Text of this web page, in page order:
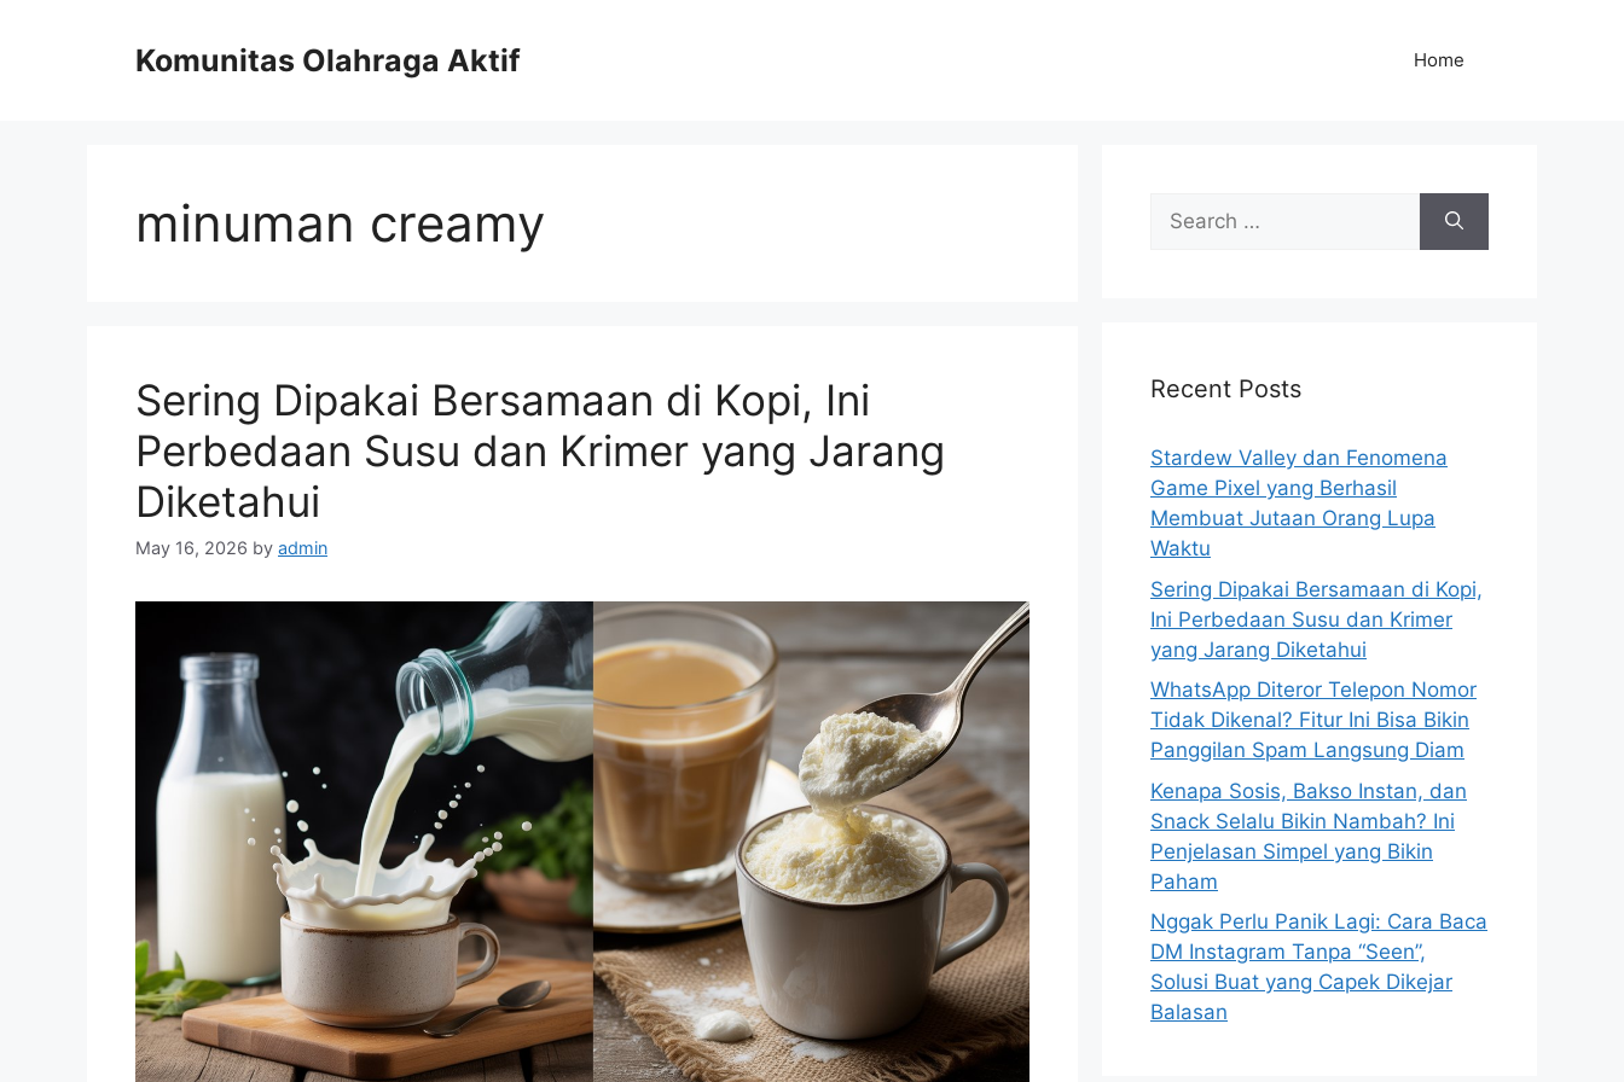
Komunitas Olahraga Aktif Home
minuman creamy
Sering Dipakai Bersamaan di Kopi, Ini
Perbedaan Susu dan Krimer yang Jarang
Diketahui
May 16, 2026 by admin
f
r
:
Recent Posts
Stardew Valley dan Fenomena
Game Pixel yang Berhasil
Membuat Jutaan Orang Lupa
Waktu
Sering Dipakai Bersamaan di Kopi,
Ini Perbedaan Susu dan Krimer
yang Jarang Diketahui
WhatsApp Diteror Telepon Nomor
Tidak Dikenal? Fitur Ini Bisa Bikin
Panggilan Spam Langsung Diam
Kenapa Sosis, Bakso Instan, dan
Snack Selalu Bikin Nambah? Ini
Penjelasan Simpel yang Bikin
Paham
Nggak Perlu Panik Lagi: Cara Baca
DM Instagram Tanpa “Seen”,
Solusi Buat yang Capek Dikejar
Balasan